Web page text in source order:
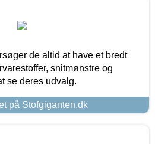
de altid at have et bredt
snitmønstre og
se deres udvalg.
på Stofgiganten.dk